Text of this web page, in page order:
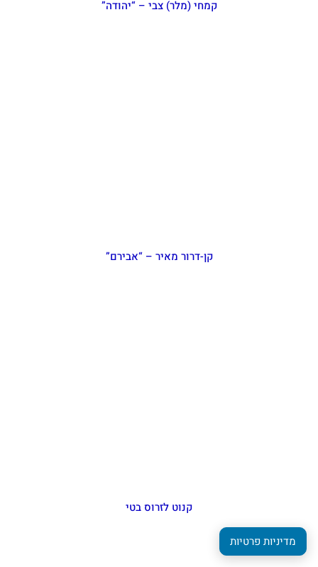
קמחי (מלר) צבי – “יהודה”
קן-דרור מאיר – “אבירם”
קנוט לזרוס בטי
מדיניות פרטיות